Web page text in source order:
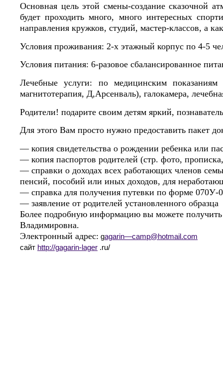
Основная цель этой смены-создание сказочной
будет проходить много, много интересных
направления кружков, студий, мастер-классов, а
Условия проживания: 2-х этажный корпус по 4-5
Условия питания: 6-разовое сбалансированное
Лечебные услуги: по медицинским показаниям
магнитотерапия, Д,Арсенваль), галокамера,
Родители! подарите своим детям яркий,
Для этого Вам просто нужно предоставить пакет
— копия свидетельства о рождении ребенка или
— копия паспортов родителей (стр. фото,
— справки о доходах всех работающих членов
пенсий, пособий или иных доходов, для
— справка для получения путевки по форме 070У-
— заявление от родителей установленного образца
Более подробную информацию вы можете
Владимировна.
Электронный адрес: gagarin—camp@hotmail .com
сайт http://gagarin-lager .ru/